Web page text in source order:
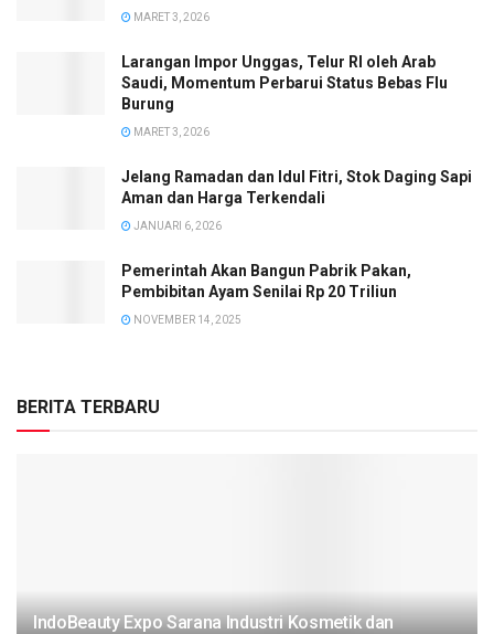
MARET 3, 2026
Larangan Impor Unggas, Telur RI oleh Arab
Saudi, Momentum Perbarui Status Bebas Flu
Burung
MARET 3, 2026
Jelang Ramadan dan Idul Fitri, Stok Daging Sapi
Aman dan Harga Terkendali
JANUARI 6, 2026
Pemerintah Akan Bangun Pabrik Pakan,
Pembibitan Ayam Senilai Rp 20 Triliun
NOVEMBER 14, 2025
BERITA TERBARU
IndoBeauty Expo Sarana Industri Kosmetik dan